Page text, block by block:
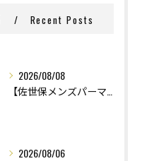
Recent Posts
2026/08/08
2026/08/06